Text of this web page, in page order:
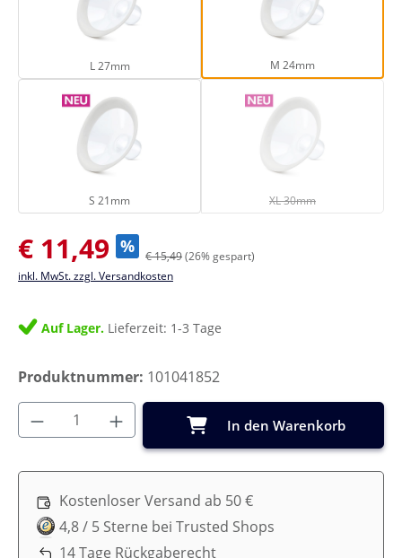
L 27mm
L 27mm
M 24mm
M 24mm
S 21mm
S 21mm
XL 30mm
XL 30mm
(Diese Option ist
Verkaufspreis:
€ 11,49 % € 15,49(26% gespart)
inkl. MwSt. zzgl. Versandkosten
Auf Lager. Lieferzeit: 1-3 Tage
Produktnummer: 101041852
Produkt Anzahl: Gib den gewünschten
In den Warenkorb
Kostenloser Versand ab 50 €
4,8 / 5 Sterne bei Trusted Shops
14 Tage Rückgaberecht